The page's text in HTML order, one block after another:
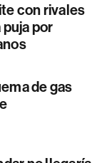
con rivales
por
de gas